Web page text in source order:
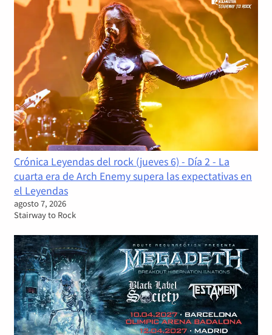
Crónica Leyendas del rock (jueves 6) - Día 2 - La
cuarta era de Arch Enemy supera las expectativas en
el Leyendas
agosto 7, 2026
Stairway to Rock